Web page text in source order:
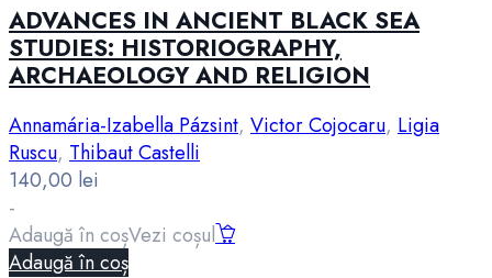
ADVANCES IN ANCIENT BLACK SEA
STUDIES: HISTORIOGRAPHY,
ARCHAEOLOGY AND RELIGION
Annamária-Izabella Pázsint, Victor Cojocaru, Ligia
Ruscu, Thibaut Castelli
140,00 lei
-
Adaugă în coșVezi coșul
Adaugă în coș